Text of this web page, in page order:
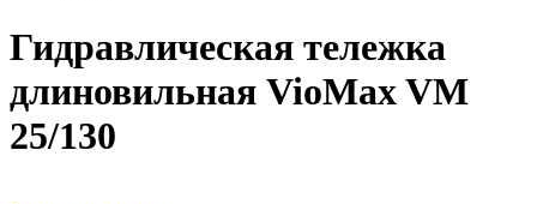
Гидравлическая тележка
длиновильная VioMax VM
25/130